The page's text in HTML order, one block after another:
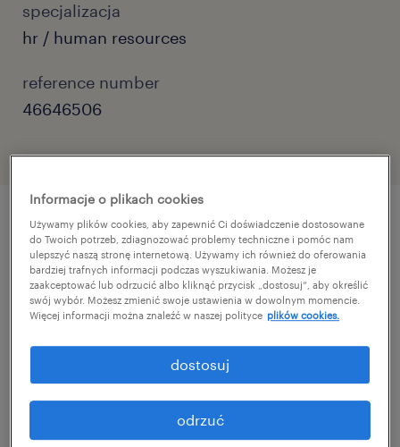
specjalizacja
hr / human resources
reference number
46646506
szczegóły oferty
For our client, a leader in the bioeconomy
industry committed to innovative and
sustainable solutions, we are looking for an
HR Specialist to take on a key role in talent
development. Your main responsibility will be
the comprehensive organization of employee
Informacje o plikach cookies
Używamy plików cookies, aby zapewnić Ci doświadczenie dostosowane
do Twoich potrzeb, zdiagnozować problemy techniczne i pomóc nam
ulepszyć naszą stronę internetową. Używamy ich również do oferowania
bardziej trafnych informacji podczas wyszukiwania. Możesz je
zaakceptować lub odrzucić albo kliknąć przycisk „dostosuj”, aby określić
swój wybór. Możesz zmienić swoje ustawienia w dowolnym momencie.
Więcej informacji można znaleźć w naszej polityce plików cookies.
odrzuć
dostosuj